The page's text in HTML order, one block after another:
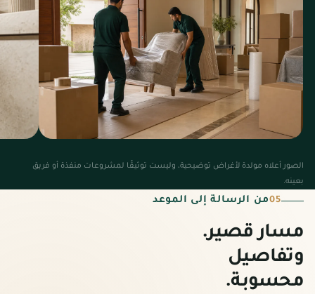
تصور بصري · نقل الأثاث
القطعة.
تصور
الصور أعلاه مولدة لأغراض توضيحية، وليست توثيقًا لمشروعات منفذة أو فريق
بعينه.
05من الرسالة إلى الموعد
مسار قصير.
وتفاصيل
محسوبة.